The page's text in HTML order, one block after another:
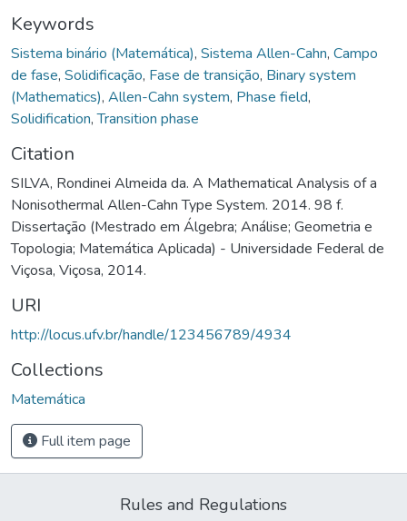
Keywords
Sistema binário (Matemática), Sistema Allen-Cahn, Campo
de fase, Solidificação, Fase de transição, Binary system
(Mathematics), Allen-Cahn system, Phase field,
Solidification,Transition phase
Citation
SILVA, Rondinei Almeida da. A Mathematical Analysis of a
Nonisothermal Allen-Cahn Type System. 2014. 98 f.
Dissertação (Mestrado em Álgebra; Análise; Geometria e
Topologia; Matemática Aplicada) - Universidade Federal de
Viçosa, Viçosa, 2014.
URI
http://locus.ufv.br/handle/123456789/4934
Collections
Matemática
Full item page
Rules and Regulations